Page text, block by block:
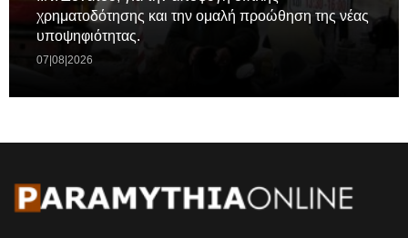
χρηματοδότησης και την ομαλή προώθηση της νέας
υποψηφιότητας.
07|08|2026